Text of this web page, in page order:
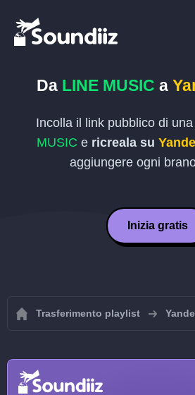
Da LINE MUSIC a
Incolla il link pubblico di
MUSIC e ricreala su
aggiungere ogni
Inizia gratis
Trasferimento playlist